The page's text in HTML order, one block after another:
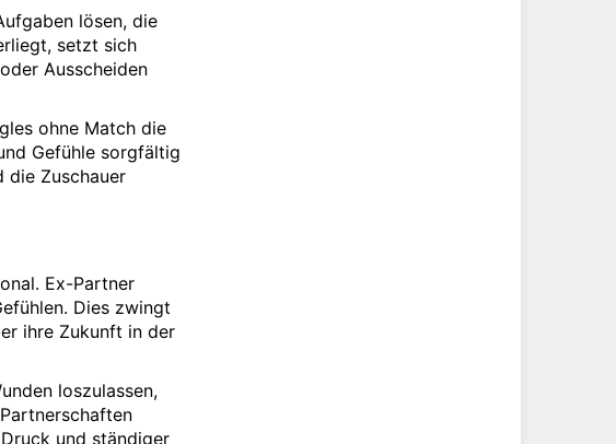
lösen, die
setzt sich
Ausscheiden
ohne Match die
Gefühle sorgfältig
die Zuschauer
Ex-Partner
Dies zwingt
ihre Zukunft in der
loszulassen,
und ständiger